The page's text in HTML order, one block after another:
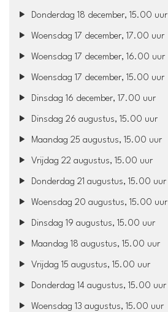
Donderdag 18 december, 15.00 uur
Woensdag 17 december, 17.00 uur
Woensdag 17 december, 16.00 uur
Woensdag 17 december, 15.00 uur
Dinsdag 16 december, 17.00 uur
Dinsdag 26 augustus, 15.00 uur
Maandag 25 augustus, 15.00 uur
Vrijdag 22 augustus, 15.00 uur
Donderdag 21 augustus, 15.00 uur
Woensdag 20 augustus, 15.00 uur
Dinsdag 19 augustus, 15.00 uur
Maandag 18 augustus, 15.00 uur
Vrijdag 15 augustus, 15.00 uur
Donderdag 14 augustus, 15.00 uur
Woensdag 13 augustus, 15.00 uur